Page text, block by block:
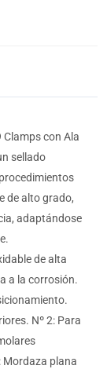
Clamps con Ala
sellado
de alto grado,
adaptándose
de alta
a la corrosión.
Nº 2: Para
Mordaza plana